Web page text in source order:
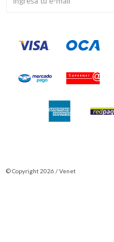
© Copyright 2026 / Venet